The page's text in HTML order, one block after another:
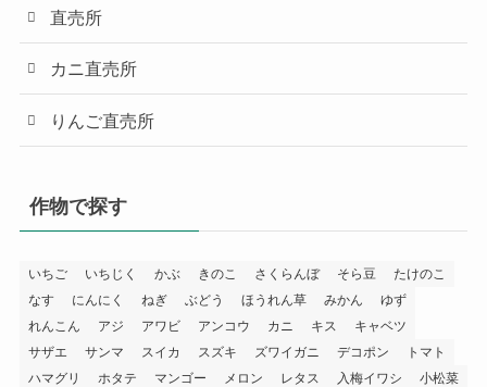
直売所
カニ直売所
りんご直売所
作物で探す
いちご いちじく かぶ きのこ さくらんぼ そら豆
たけのこ
なす
にんにく ねぎ ぶどう ほうれん草 みかん
ゆず
れんこん
アジ アワビ アンコウ カニ キス
キャベツ
サザエ
サンマ スイカ スズキ ズワイガニ デコポン
トマト
ハマグリ
ホタテ マンゴー メロン レタス 入梅イワシ 小松菜